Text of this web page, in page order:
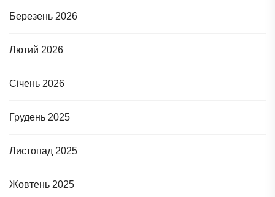
Березень 2026
Лютий 2026
Січень 2026
Грудень 2025
Листопад 2025
Жовтень 2025